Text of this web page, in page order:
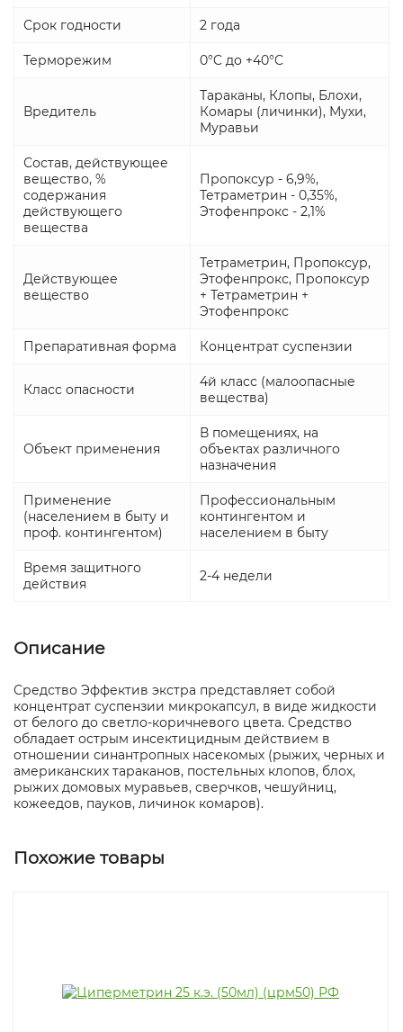
Срок годности 2 года
Терморежим 0°C до +40°C
Вредитель
Тараканы, Клопы, Блохи,
Комары (личинки), Мухи,
Муравьи
Состав, действующее
вещество, %
содержания
действующего
вещества
Пропоксур - 6,9%,
Тетраметрин - 0,35%,
Этофенпрокс - 2,1%
Действующее
вещество
Тетраметрин, Пропоксур,
Этофенпрокс, Пропоксур
+ Тетраметрин +
Этофенпрокс
Препаративная форма Концентрат суспензии
Класс опасности
4й класс (малоопасные
вещества)
Объект применения
В помещениях, на
объектах различного
назначения
Применение
(населением в быту и
проф. контингентом)
Профессиональным
контингентом и
населением в быту
Время защитного
действия
2-4 недели
Описание
Средство Эффектив экстра представляет собой
концентрат суспензии микрокапсул, в виде жидкости
от белого до светло-коричневого цвета. Средство
обладает острым инсектицидным действием в
отношении синантропных насекомых (рыжих, черных и
американских тараканов, постельных клопов, блох,
рыжих домовых муравьев, сверчков, чешуйниц,
кожеедов, пауков, личинок комаров).
Похожие товары